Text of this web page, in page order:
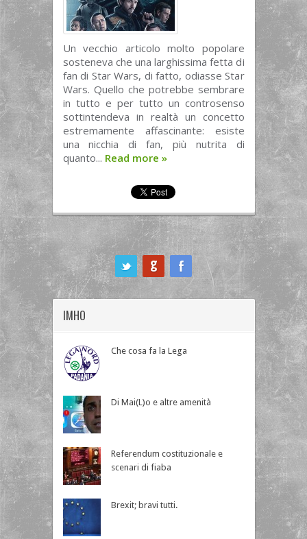
Un vecchio articolo molto popolare
sosteneva che una larghissima fetta di
fan di Star Wars, di fatto, odiasse Star
Wars. Quello che potrebbe sembrare
in tutto e per tutto un controsenso
sottintendeva in realtà un concetto
estremamente affascinante: esiste
una nicchia di fan, più nutrita di
quanto... Read more »
IMHO
Che cosa fa la Lega
Di Mai(L)o e altre amenità
Referendum costituzionale e
scenari di fiaba
Brexit; bravi tutti.